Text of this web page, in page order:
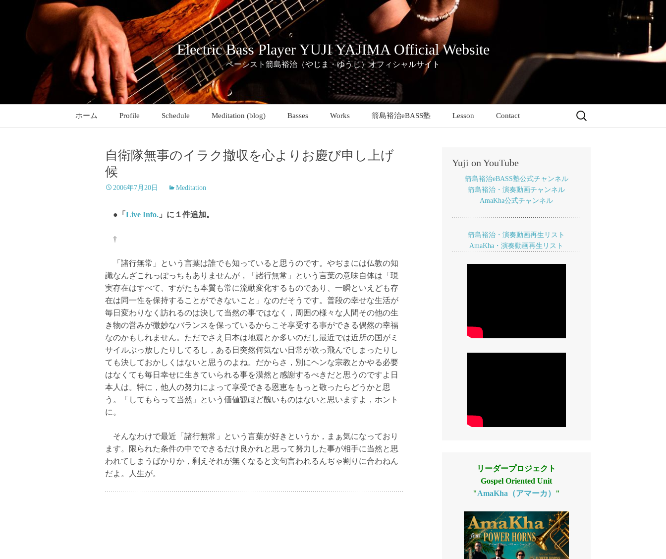
ッ
Electric Bass Player YUJI YAJIMA Official Website
ベーシスト箭島裕治（やじま・ゆうじ）オフィシャルサイト
ホーム Profile Schedule Meditation (blog) Basses Works 箭島裕治eBASS塾 Lesson Contact
検
自衛隊無事のイラク撤収を心よりお慶び申し上げ
候
2006年7月20日 Meditation
●「 Live Info. 」に１件追加。
†
「諸行無常」という言葉は誰でも知っていると思うのです。やぢまには仏教の知
識なんざこれっぽっちもありませんが，「諸行無常」という言葉の意味自体は「現
実存在はすべて、すがたも本質も常に流動変化するものであり、一瞬といえども存
在は同一性を保持することができないこと」なのだそうです。普段の幸せな生活が
毎日変わりなく訪れるのは決して当然の事ではなく，周囲の様々な人間その他の生
き物の営みが微妙なバランスを保っているからこそ享受する事ができる偶然の幸福
なのかもしれません。ただでさえ日本は地震とか多いのだし最近では近所の国がミ
サイルぶっ放したりしてるし，ある日突然何気ない日常が吹っ飛んでしまったりし
ても決しておかしくはないと思うのよね。だからさ，別にヘンな宗教とかやる必要
はなくても毎日幸せに生きていられる事を漠然と感謝するべきだと思うのですよ日
本人は。特に，他人の努力によって享受できる恩恵をもっと敬ったらどうかと思
う。「してもらって当然」という価値観ほど醜いものはないと思いますよ，ホント
に。
そんなわけで最近「諸行無常」という言葉が好きというか，まぁ気になっており
ます。限られた条件の中でできるだけ良かれと思って努力した事が相手に当然と思
われてしまうばかりか，剰えそれが無くなると文句言われるんぢゃ割りに合わねん
だよ。人生が。
Yuji on YouTube
箭島裕治eBASS塾公式チャンネル
箭島裕治・演奏動画チャンネル
AmaKha公式チャンネル
箭島裕治・演奏動画再生リスト
AmaKha・演奏動画再生リスト
リーダープロジェクト
Gospel Oriented Unit
"AmaKha（アマーカ） "